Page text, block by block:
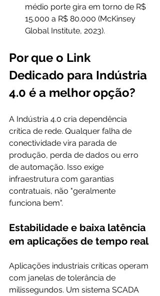
médio porte gira em torno de R$
15.000 a R$ 80.000 (McKinsey
Global Institute, 2023).
Por que o Link
Dedicado para Indústria
4.0 é a melhor opção?
A Indústria 4.0 cria dependência
crítica de rede. Qualquer falha de
conectividade vira parada de
produção, perda de dados ou erro
de automação. Isso exige
infraestrutura com garantias
contratuais, não "geralmente
funciona bem".
Estabilidade e baixa latência
em aplicações de tempo real
Aplicações industriais críticas operam
com janelas de tolerância de
milissegundos. Um sistema SCADA